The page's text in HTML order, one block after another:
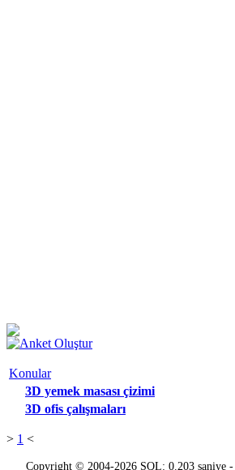
Konular
3D yemek masası çizimi
3D ofis çalışmaları
> 1 <
Copyright © 2004-2026 SQL: 0.203 saniye